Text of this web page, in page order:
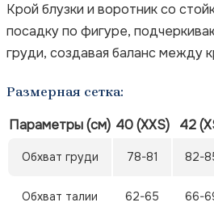
Крой блузки и воротник со
посадку по фигуре,
груди, создавая баланс между
Размерная сетка:
Параметры (см) 40 (XXS) 42
Обхват груди 78-81 82-
Обхват талии 62-65 66-